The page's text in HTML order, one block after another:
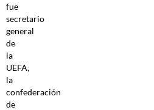
fue
secretario
general
de
la
UEFA,
la
confederación
de